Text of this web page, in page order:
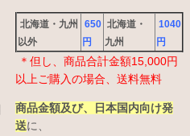
北海道・九州
以外
650
円
北海道・
九州
1040
円
＊但し、商品合計金額15,000円
以上ご購入の場合、送料無料
商品金額及び、日本国内向け発
送に、